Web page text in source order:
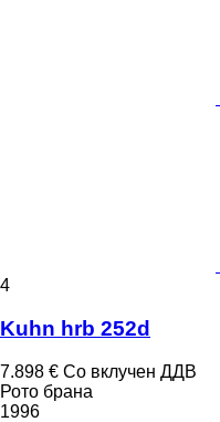
4
Kuhn hrb 252d
7.898 € Со вклучен ДДВ
Рото брана
1996